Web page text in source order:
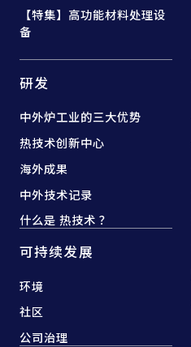
【特集】高功能材料处理设
备
研发
中外炉工业的三大优势
热技术创新中心
海外成果
中外技术记录
什么是 热技术 ？
可持续发展
环境
社区
公司治理